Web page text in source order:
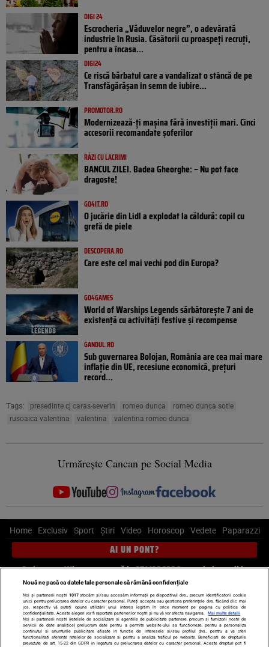
DIGI 24
Escrocheria „Văduvelor negre”, o adevărată
industrie în Rusia. Căsătorii cu proaspeți recruți,
pentru a încasa...
DIGI24
Ce riscă bărbatul care a vandalizat o stâncă de pe
Transfăgărășan în semn de iubire...
PROMOTOR.RO
Modernizează-ți mașina fără investiții mari. Cinci
accesorii recomandate șoferilor
RÂZI CU LACRIMI
BANCUL ZILEI. Badea Gheorghe: – Nu pot face
dragoste!
GO4IT.RO
O jucărie din Lidl a explodat la căldură: copil cu
grefă de piele
DESCOPERA.RO
Care este cel mai vechi pod din Europa?
GO4GAMES
World of Warships Legends sărbătorește 7 ani de
existență cu activități festive și recompense
GANDUL.RO
Sub guvernarea Bolojan, România are cea mai mare
inflație din UE, recesiune economică, prețuri
record...
Tags: presedinte cj caras-severin romeo dunca
romeo dunca sotie
rusoaica valentina
valentina valentina romeo dunca
Urmărește Cancan pe Social Media
Home Exclusiv Sport Știri Video Horoscop Vedete Paparazzi
AI UN PONT?
Scrie-ne pe Whatsapp, sună la 0741226226 sau trimite mail la
pont@cancan.ro
Știri interne Știri externe
Politică
Ultimele stiri
Diete Insula Iubirii Dictionar de vise
LIFE STYLE
Horoscop
Nouă ne pasă ca datele tale personale să rămână confidențiale
Noi și partenerii noștri 1017stocăm și/sau accesăm informații pe dispozitivul dvs., precum identificatorii cookie
unici pentru prelucrarea datelor cu caracter personal. Puteți accepta sau gestiona preferințele dvs. făcând clic mai
jos, respectiv vă puteți opune utilizării unui interes legitim în orice moment pe pagina cu politica de
confidențialitate. Aceste alegeri vor fi raportate partenerilor noștri și nu vă vor afecta navigarea.
Mai multe detalii
Noi si partenerii nostri (retelele de socializare si agentiile de publicitate partenere, precum si furnizorii nostri de
servicii de date analitice) prelucram date pentru a permite website-ului sa functioneze, pentru a personaliza
continutul si anunturile publicitare afisate in functie de interesele si/sau profilul dvs., pentru a va oferi
functionalitati aferente retelelor de socializare si pentru a analiza traficul pe website. Beneficiati de drepturile
prevazute de art. 15-22 din GDPR in legatura cu prelucrarea datelor cu caracter personal. Aceste drepturi pot fi